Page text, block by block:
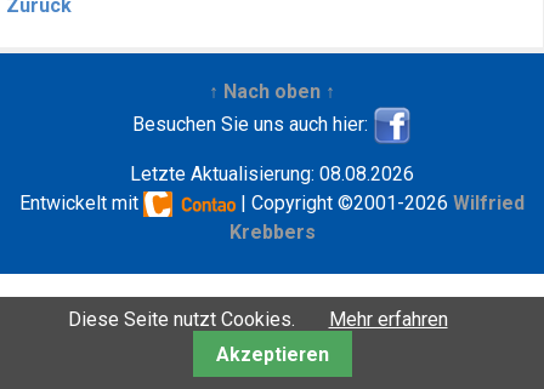
Zurück
↑ Nach oben ↑
Besuchen Sie uns auch hier:
Letzte Aktualisierung: 08.08.2026
Entwickelt mit
| Copyright ©2001-2026 Wilfried
Krebbers
Diese Seite nutzt Cookies.
Mehr erfahren
Akzeptieren